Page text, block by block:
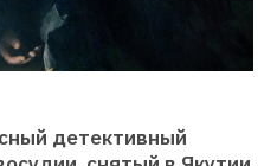
детективный